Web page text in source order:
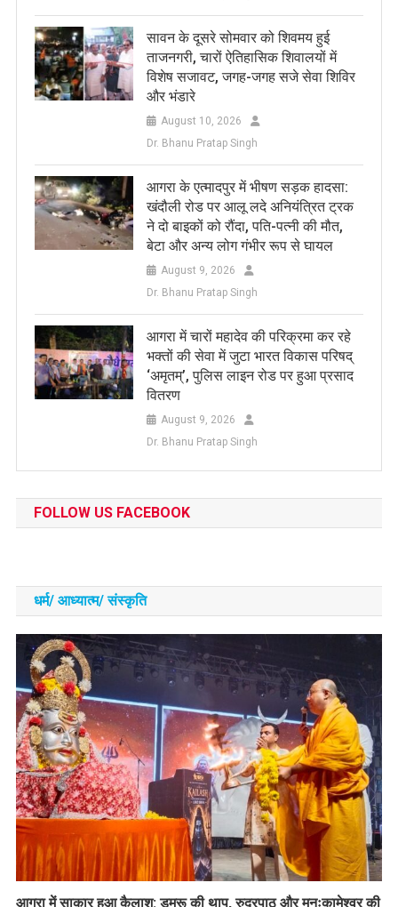
सावन के दूसरे सोमवार को शिवमय हुई
ताजनगरी, चारों ऐतिहासिक शिवालयों में
विशेष सजावट, जगह-जगह सजे सेवा शिविर
और भंडारे
August 10, 2026
Dr. Bhanu Pratap Singh
आगरा के एत्मादपुर में भीषण सड़क हादसा:
खंदौली रोड पर आलू लदे अनियंत्रित ट्रक
ने दो बाइकों को रौंदा, पति-पत्नी की मौत,
बेटा और अन्य लोग गंभीर रूप से घायल
August 9, 2026
Dr. Bhanu Pratap Singh
आगरा में चारों महादेव की परिक्रमा कर रहे
भक्तों की सेवा में जुटा भारत विकास परिषद्
‘अमृतम्’, पुलिस लाइन रोड पर हुआ प्रसाद
वितरण
August 9, 2026
Dr. Bhanu Pratap Singh
FOLLOW US FACEBOOK
धर्म/ आध्‍यात्‍म/ संस्‍कृति
आगरा में साकार हुआ कैलाश: डमरू की थाप, रुद्रपाठ और मनःकामेश्वर की